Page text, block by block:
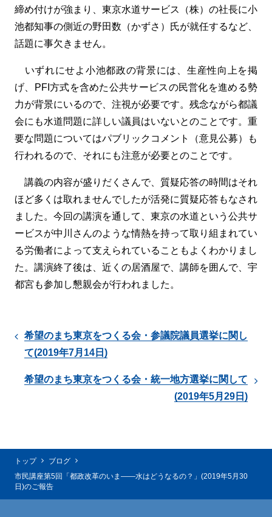
締め付けが強まり、東京水道サービス（株）の社長に小
池都知事の側近の野田数（かずさ）氏が就任するなど、
話題に事欠きません。
いずれにせよ小池都政の背景には、生産性向上を掲
げ、PFI方式を含めた公共サービスの民営化を進める勢
力が背景にいるので、注視が必要です。残念ながら都議
会にも水道問題に詳しい議員はいないとのことです。重
要な問題についてはパブリックコメント（意見公募）も
行われるので、それにも注意が必要とのことです。
講義の内容が盛りだくさんで、質疑応答の時間はそれ
ほど多くは取れませんでしたが活発に質疑応答もなされ
ました。今回の講演を通して、東京の水道という公共サ
ービスが中川さんのような情熱を持って取り組まれてい
る労働者によって支えられていることもよくわかりまし
た。講演終了後は、近くの居酒屋で、講師を囲んで、宇
都宮も参加し懇親会が行われました。
希望のまち東京をつくる会・参議院議員選挙に関し
て(2019年7月14日)
希望のまち東京をつくる会・統一地方選挙に関して
(2019年5月29日)
トップ
ブログ
市民講座第5回「都政改革のいま――水はどうなるの？」(2019年5月30
日)のご報告